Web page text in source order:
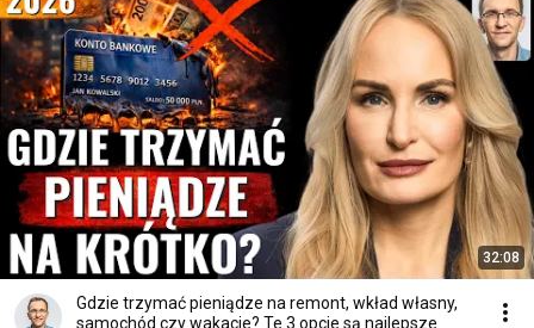
32:08
Gdzie trzymać pieniądze na remont, wkład własny,
samochód czy wakacje? Te 3 opcje są najlepsze